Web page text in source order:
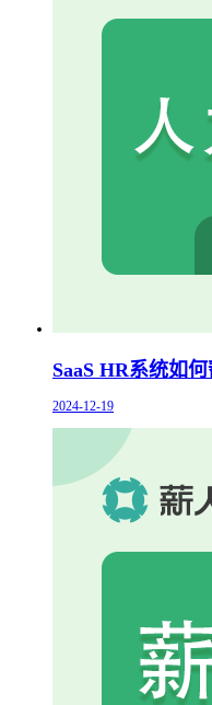
SaaS HR系统如
2024-12-19